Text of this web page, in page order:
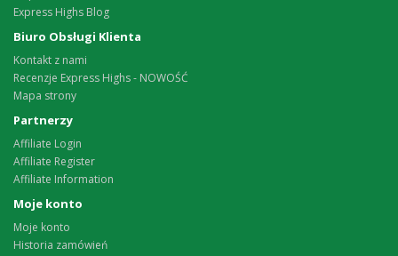
Express Highs Blog
Biuro Obsługi Klienta
Kontakt z nami
Recenzje Express Highs - NOWOŚĆ
Mapa strony
Partnerzy
Affiliate Login
Affiliate Register
Affiliate Information
Moje konto
Moje konto
Historia zamówień